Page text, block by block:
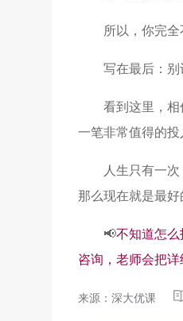
所以，你完
写在最后：别
看到这里，
一笔非常值得的投
人生只有一
那么现在就是最
📢不知道怎
咨询，老师会把详
来源：深大优课